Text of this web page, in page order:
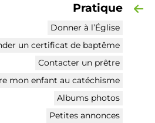
Pratique
Donner à l’Église
un certificat de baptême
Contacter un prêtre
mon enfant au catéchisme
Albums photos
Petites annonces